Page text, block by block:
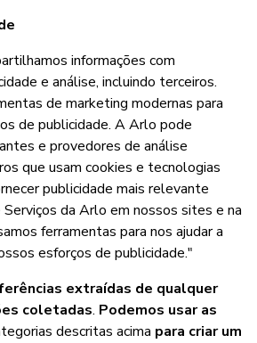
informações com
e análise, incluindo terceiros.
de marketing modernas para
de publicidade. A Arlo pode
e provedores de análise
que usam cookies e tecnologias
publicidade mais relevante
da Arlo em nossos sites e na
ferramentas para nos ajudar a
esforços de publicidade."
extraídas de qualquer
coletadas. Podemos usar as
descritas acima para criar um